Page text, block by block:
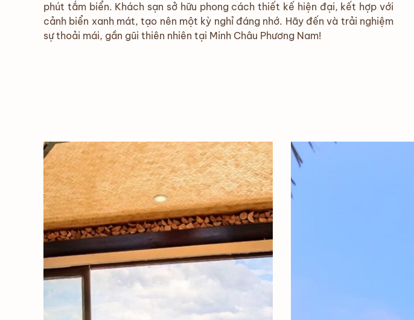
phút tắm biển. Khách sạn sở hữu phong cách thiết kế hiện đại, kết hợp với
cảnh biển xanh mát, tạo nên một kỳ nghỉ đáng nhớ. Hãy đến và trải nghiệm
sự thoải mái, gần gũi thiên nhiên tại Minh Châu Phương Nam!